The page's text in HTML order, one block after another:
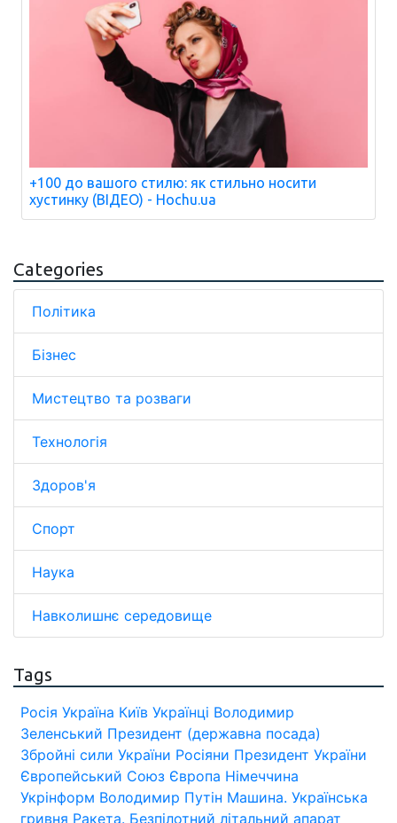
+100 до вашого стилю: як стильно носити
хустинку (ВІДЕО) - Hochu.ua
Categories
Політика
Бізнес
Мистецтво та розваги
Технологія
Здоров'я
Спорт
Наука
Навколишнє середовище
Tags
Росія Україна Київ Українці Володимир
Зеленський Президент (державна посада)
Збройні сили України Росіяни Президент України
Європейський Союз Європа Німеччина
Укрінформ Володимир Путін Машина. Українська
гривня Ракета. Безпілотний літальний апарат